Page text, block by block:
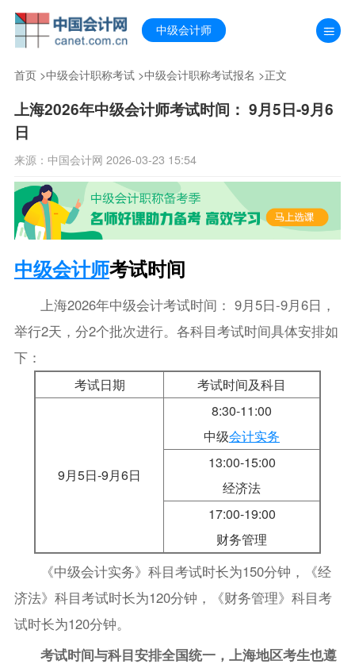
中级会计师
首页>中级会计职称考试>中级会计职称考试报名 >正文
上海2026年中级会计师考试时间： 9月5日-9月6
日
来源：中国会计网 2026-03-23 15:54
中级会计师考试时间
上海2026年中级会计考试时间： 9月5日-9月6日，
举行2天，分2个批次进行。各科目考试时间具体安排如
下：
考试日期 考试时间及科目
9月5日-9月6日
8:30-11:00
中级会计实务
13:00-15:00
经济法
17:00-19:00
财务管理
《中级会计实务》科目考试时长为150分钟，《经
济法》科目考试时长为120分钟，《财务管理》科目考
试时长为120分钟。
考试时间与科目安排全国统一，上海地区考生也遵